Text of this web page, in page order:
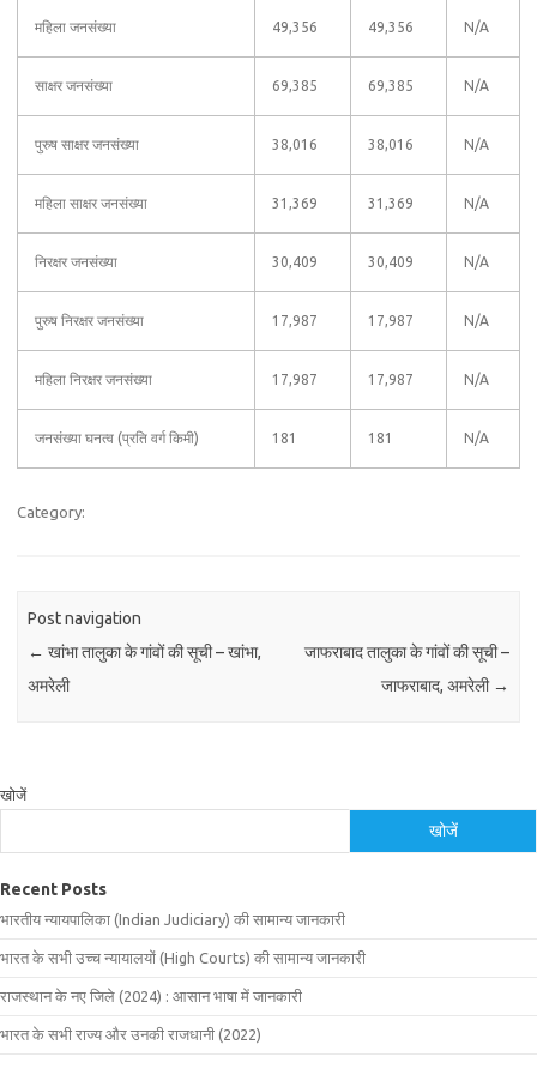
महिला जनसंख्या 49,356 49,356 N/A
साक्षर जनसंख्या 69,385 69,385 N/A
पुरुष साक्षर जनसंख्या 38,016 38,016 N/A
महिला साक्षर जनसंख्या 31,369 31,369 N/A
निरक्षर जनसंख्या 30,409 30,409 N/A
पुरुष निरक्षर जनसंख्या 17,987 17,987 N/A
महिला निरक्षर जनसंख्या 17,987 17,987 N/A
जनसंख्या घनत्व (प्रति वर्ग किमी) 181 181 N/A
Category:
Post navigation
← खांभा तालुका के गांवों की सूची – खांभा,
अमरेली
जाफराबाद तालुका के गांवों की सूची –
जाफराबाद, अमरेली →
खोजें
खोजें
Recent Posts
भारतीय न्यायपालिका (Indian Judiciary) की सामान्य जानकारी
भारत के सभी उच्च न्यायालयों (High Courts) की सामान्य जानकारी
राजस्थान के नए जिले (2024) : आसान भाषा में जानकारी
भारत के सभी राज्य और उनकी राजधानी (2022)